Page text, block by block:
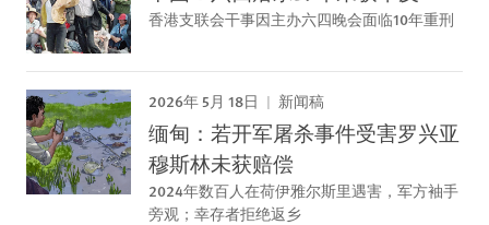
香港支联会干事因主办六四晚会面临10年重刑
2026年 5月 18日 新闻稿
缅甸：若开军屠杀事件受害罗兴亚
穆斯林未获赔偿
2024年数百人在荷伊雅尔斯里遇害，军方袖手
旁观；幸存者拒绝返乡